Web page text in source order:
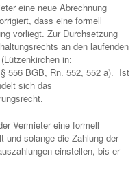
eine neue Abrechnung
dass eine formell
vorliegt. Zur Durchsetzung
an den laufenden
in:
556 BGB, Rn. 552, 552 a). Ist
sich das
Vermieter eine formell
und solange die Zahlung der
einstellen, bis er